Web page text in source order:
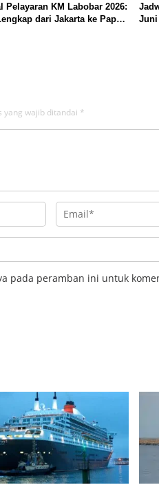
Pelayaran KM Labobar 2026:
dari Jakarta ke Papua
Juni
yang wajib ditandai *
pada peramban ini untuk